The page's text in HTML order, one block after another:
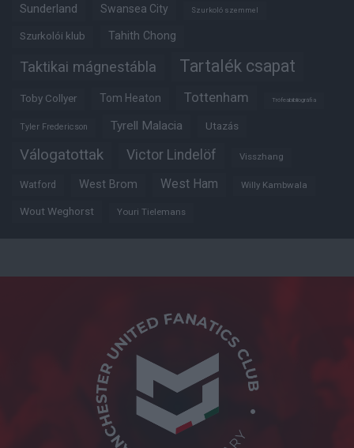
Sunderland Swansea City Szurkoló szemmel
Szurkolói klub Tahith Chong
Taktikai mágnestábla Tartalék csapat
Toby Collyer Tom Heaton Tottenham Trófeabibliográfia
Tyler Fredericson Tyrell Malacia Utazás
Válogatottak Victor Lindelöf Visszhang
Watford West Brom West Ham Willy Kambwala
Wout Weghorst Youri Tielemans